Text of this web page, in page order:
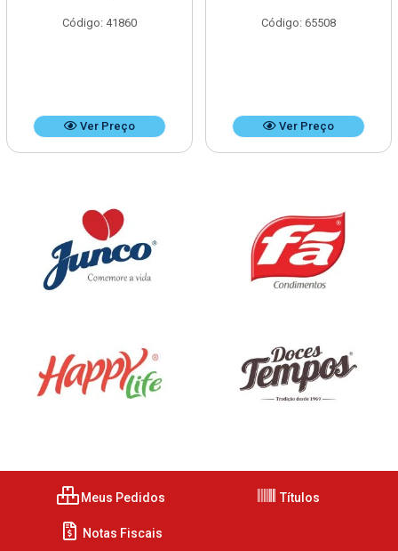
Código: 41860
Ver Preço
Código: 65508
Ver Preço
Meus Pedidos Títulos
Notas Fiscais